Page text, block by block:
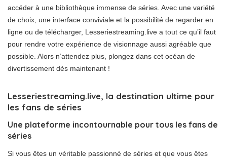
accéder à une bibliothèque immense de séries. Avec une variété
de choix, une interface conviviale et la possibilité de regarder en
ligne ou de télécharger, Lesseriestreaming.live a tout ce qu’il faut
pour rendre votre expérience de visionnage aussi agréable que
possible. Alors n’attendez plus, plongez dans cet océan de
divertissement dès maintenant !
Lesseriestreaming.live, la destination ultime pour
les fans de séries
Une plateforme incontournable pour tous les fans de
séries
Si vous êtes un véritable passionné de séries et que vous êtes